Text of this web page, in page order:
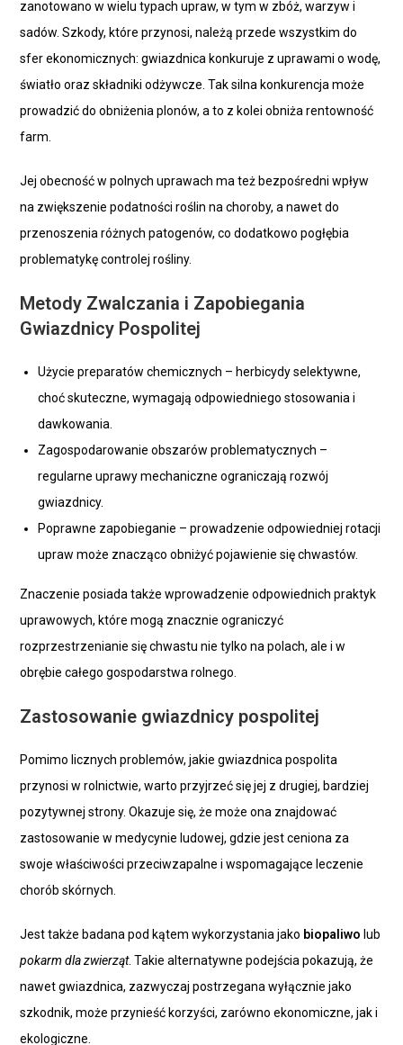
zanotowano w wielu typach upraw, w tym w zbóż, warzyw i
sadów. Szkody, które przynosi, należą przede wszystkim do
sfer ekonomicznych: gwiazdnica konkuruje z uprawami o wodę,
światło oraz składniki odżywcze. Tak silna konkurencja może
prowadzić do obniżenia plonów, a to z kolei obniża rentowność
farm.
Jej obecność w polnych uprawach ma też bezpośredni wpływ
na zwiększenie podatności roślin na choroby, a nawet do
przenoszenia różnych patogenów, co dodatkowo pogłębia
problematykę controlej rośliny.
Metody Zwalczania i Zapobiegania
Gwiazdnicy Pospolitej
Użycie preparatów chemicznych – herbicydy selektywne,
choć skuteczne, wymagają odpowiedniego stosowania i
dawkowania.
Zagospodarowanie obszarów problematycznych –
regularne uprawy mechaniczne ograniczają rozwój
gwiazdnicy.
Poprawne zapobieganie – prowadzenie odpowiedniej rotacji
upraw może znacząco obniżyć pojawienie się chwastów.
Znaczenie posiada także wprowadzenie odpowiednich praktyk
uprawowych, które mogą znacznie ograniczyć
rozprzestrzenianie się chwastu nie tylko na polach, ale i w
obrębie całego gospodarstwa rolnego.
Zastosowanie gwiazdnicy pospolitej
Pomimo licznych problemów, jakie gwiazdnica pospolita
przynosi w rolnictwie, warto przyjrzeć się jej z drugiej, bardziej
pozytywnej strony. Okazuje się, że może ona znajdować
zastosowanie w medycynie ludowej, gdzie jest ceniona za
swoje właściwości przeciwzapalne i wspomagające leczenie
chorób skórnych.
Jest także badana pod kątem wykorzystania jako biopaliwo lub
pokarm dla zwierząt. Takie alternatywne podejścia pokazują, że
nawet gwiazdnica, zazwyczaj postrzegana wyłącznie jako
szkodnik, może przynieść korzyści, zarówno ekonomiczne, jak i
ekologiczne.